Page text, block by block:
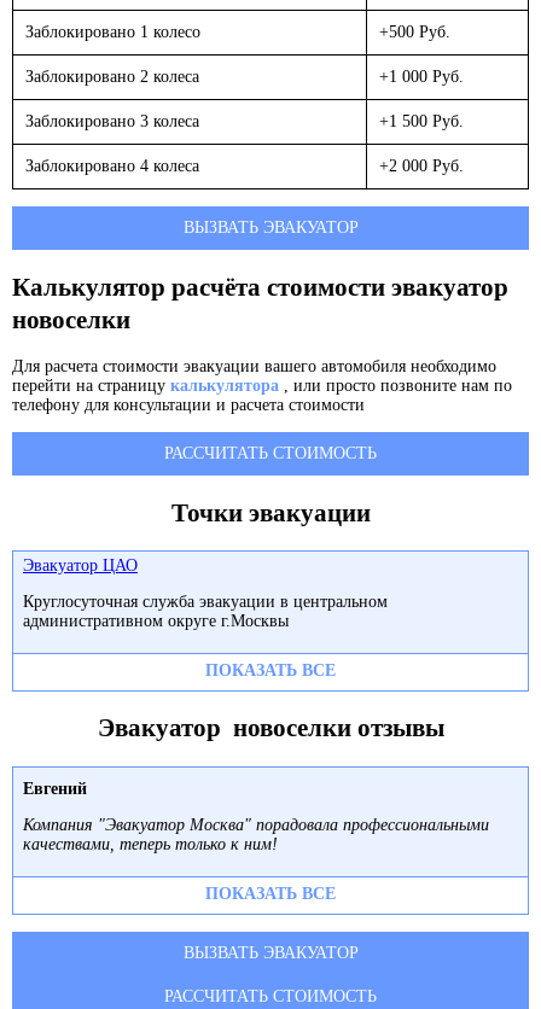
Заблокировано 1 колесо +500 Руб.
Заблокировано 2 колеса +1 000 Руб.
Заблокировано 3 колеса +1 500 Руб.
Заблокировано 4 колеса +2 000 Руб.
ВЫЗВАТЬ ЭВАКУАТОР
Калькулятор расчёта стоимости эвакуатор
новоселки
Для расчета стоимости эвакуации вашего автомобиля необходимо
перейти на страницу калькулятора , или просто позвоните нам по
телефону для консультации и расчета стоимости
РАССЧИТАТЬ СТОИМОСТЬ
Точки эвакуации
Эвакуатор ЦАО
Круглосуточная служба эвакуации в центральном
административном округе г.Москвы
ПОКАЗАТЬ ВСЕ
Эвакуатор новоселки отзывы
Евгений
Компания "Эвакуатор Москва" порадовала профессиональными
качествами, теперь только к ним!
ПОКАЗАТЬ ВСЕ
ВЫЗВАТЬ ЭВАКУАТОР
РАССЧИТАТЬ СТОИМОСТЬ